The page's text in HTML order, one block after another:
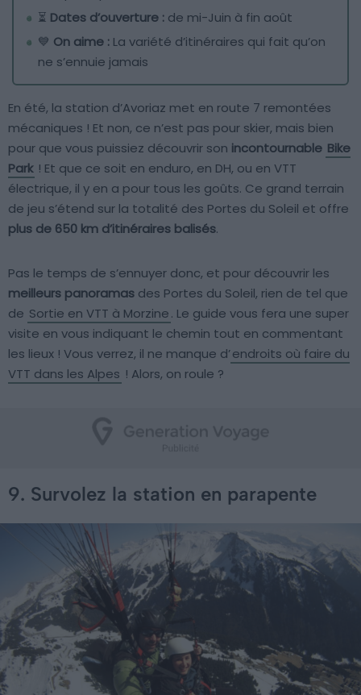
⏳ Dates d’ouverture : de mi-Juin à fin août
💙 On aime : La variété d’itinéraires qui fait qu’on
ne s’ennuie jamais
En été, la station d’Avoriaz met en route 7 remontées
mécaniques ! Et non, ce n’est pas pour skier, mais bien
pour que vous puissiez découvrir son incontournable Bike
Park ! Et que ce soit en enduro, en DH, ou en VTT
électrique, il y en a pour tous les goûts. Ce grand terrain
de jeu s’étend sur la totalité des Portes du Soleil et offre
plus de 650 km d’itinéraires balisés.
Pas le temps de s’ennuyer donc, et pour découvrir les
meilleurs panoramas des Portes du Soleil, rien de tel que
de Sortie en VTT à Morzine. Le guide vous fera une super
visite en vous indiquant le chemin tout en commentant
les lieux ! Vous verrez, il ne manque d’endroits où faire du
VTT dans les Alpes ! Alors, on roule ?
9. Survolez la station en parapente